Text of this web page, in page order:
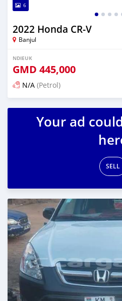
6
2022 Honda CR-V
Banjul
NDIEUK
GMD 445,000
N/A (Petrol)
Dougal na niou ko depuis 5 months
Your ad
SELL